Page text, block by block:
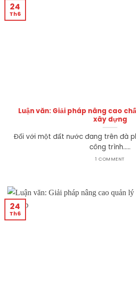
Luận văn: Giải pháp nâng cao
xây dựng
Đối với một đất nước đang trên đà
công trình.....
1 COMMENT
24
Th6
24
Th6